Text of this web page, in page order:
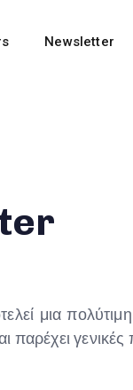
Newsletter
μια
γενικές